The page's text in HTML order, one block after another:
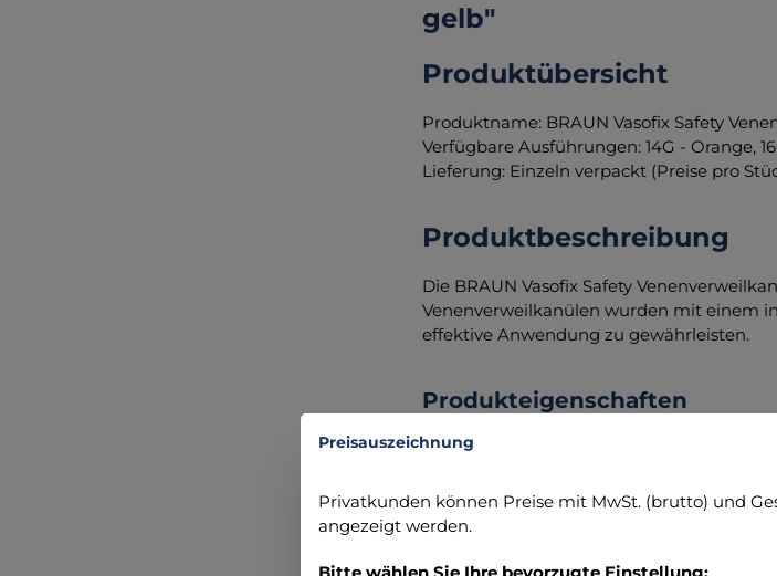
gelb"
Produktübersicht
Produktname: BRAUN Vasofix Safety
Verfügbare Ausführungen: 14G - Orange,
Lieferung: Einzeln verpackt (Preise pro
Produktbeschreibung
Die BRAUN Vasofix Safety
Venenverweilkanülen wurden mit einem
effektive Anwendung zu gewährleisten.
Produkteigenschaften
Einzeln steril verpackt:
Schnelle Medikamentenapplikation:
Medikamenten, ohne dass eine
Optimierte Punktionseigenschaften:
Punktionsergebnisse und minimiert
Preisauszeichnung
Privatkunden können Preise mit MwSt. (brutto) und
angezeigt werden.
Bitte wählen Sie Ihre bevorzugte Einstellung: